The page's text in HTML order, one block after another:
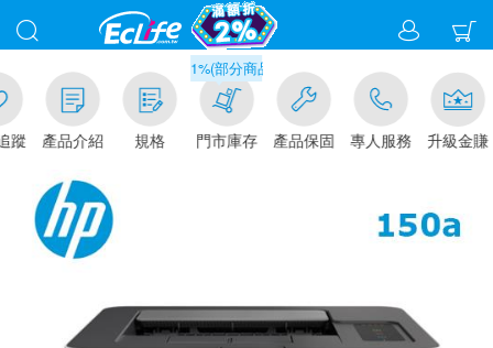
蹤 產品介紹 規格
滿千元門市取貨現折1%(部分商品不適用)-請點我看
門市庫存 產品保固 專人服務 升級金賺